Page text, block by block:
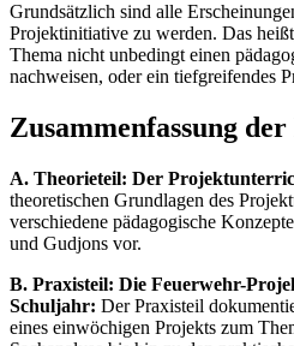
Grundsätzlich sind alle
Projektinitiative zu werden. Das
Thema nicht unbedingt einen
nachweisen, oder ein tiefgreifendes
Zusammenfassung
A. Theorieteil: Der
theoretischen Grundlagen des
verschiedene pädagogische
und Gudjons vor.
B. Praxisteil: Die Feuerwehr-
Schuljahr: Der Praxisteil
eines einwöchigen Projekts zum